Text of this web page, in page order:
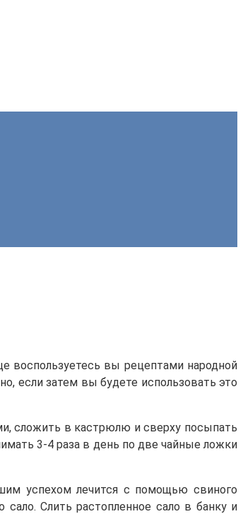
воспользуетесь вы рецептами народной
если затем вы будете использовать это
сложить в кастрюлю и сверху посыпать
3-4 раза в день по две чайные ложки
успехом лечится с помощью свиного
Слить растопленное сало в банку и